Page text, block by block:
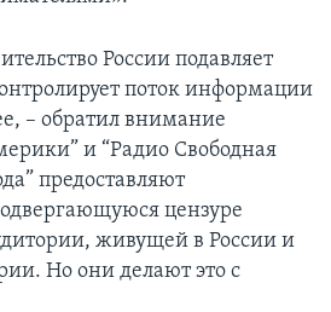
России подавляет
поток информации
– обратил внимание
и “Радио Свободная
предоставляют
цензуре
живущей в России и
Но они делают это с